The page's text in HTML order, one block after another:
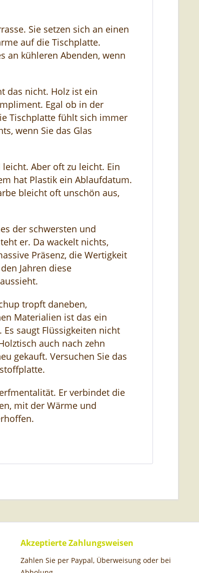
Sie setzen sich an einen
auf die Tischplatte.
an kühleren Abenden, wenn
das nicht. Holz ist ein
Egal ob in der
Tischplatte fühlt sich immer
wenn Sie das Glas
Aber oft zu leicht. Ein
hat Plastik ein Ablaufdatum.
bleicht oft unschön aus,
der schwersten und
er. Da wackelt nichts,
Präsenz, die Wertigkeit
Jahren diese
tropft daneben,
Materialien ist das ein
saugt Flüssigkeiten nicht
auch nach zehn
gekauft. Versuchen Sie das
Er verbindet die
mit der Wärme und
Akzeptierte Zahlungsweisen
Zahlen Sie per Paypal, Überweisung oder bei